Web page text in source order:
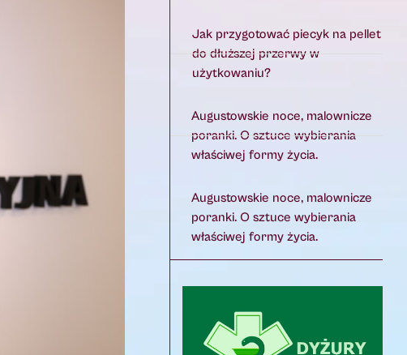
Jak przygotować piecyk na pellet
do dłuższej przerwy w
użytkowaniu?
Augustowskie noce, malownicze
poranki. O sztuce wybierania
właściwej formy życia.
Augustowskie noce, malownicze
poranki. O sztuce wybierania
właściwej formy życia.